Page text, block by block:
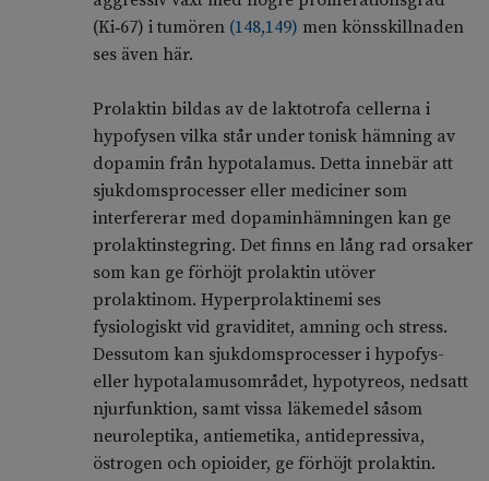
(Ki‑67) i tumören (148,149) men könsskillnaden
ses även här.
Prolaktin bildas av de laktotrofa cellerna i
hypofysen vilka står under tonisk hämning av
dopamin från hypotalamus. Detta innebär att
sjukdomsprocesser eller mediciner som
interfererar med dopaminhämningen kan ge
prolaktinstegring. Det finns en lång rad orsaker
som kan ge förhöjt prolaktin utöver
prolaktinom. Hyperprolaktinemi ses
fysiologiskt vid graviditet, amning och stress.
Dessutom kan sjukdomsprocesser i hypofys-
eller hypotalamus­området, hypotyreos, nedsatt
njurfunktion, samt vissa läkemedel såsom
neuroleptika, antiemetika, antidepressiva,
östrogen och opioider, ge förhöjt prolaktin.